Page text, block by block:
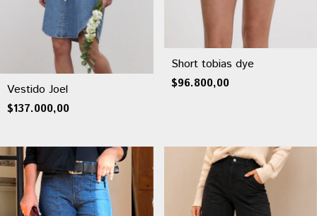
Vestido Joel
$137.000,00
Short tobias dye
$96.800,00